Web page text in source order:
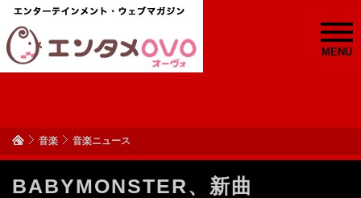
MENU
音楽 音楽ニュース
BABYMONSTER、新曲